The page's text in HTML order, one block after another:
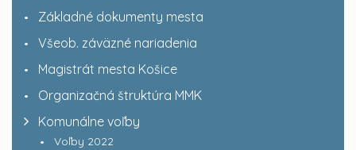
Základné dokumenty mesta
Všeob. záväzné nariadenia
Magistrát mesta Košice
Organizačná štruktúra MMK
Komunálne voľby
Voľby 2022